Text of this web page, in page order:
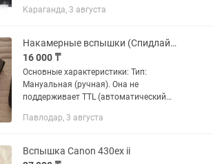
головка выбор угла освещения: авто,
Караганда, 3 августа
Накамерные вспышки (Спидлайты)
16 000 ₸
Основные характеристики: Тип:
Мануальная (ручная). Она не
поддерживает TTL (автоматический
импульса нужно выставлять вручную
Встроенный...
Павлодар, 3 августа
Вспышка Canon 430ex ii